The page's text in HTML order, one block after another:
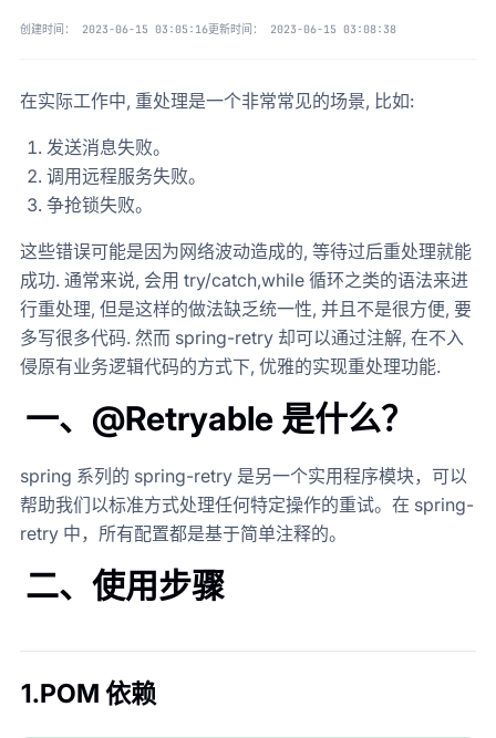
创建时间： 2023-06-15 03:05:16更新时间： 2023-06-15 03:08:38
在实际工作中, 重处理是一个非常常见的场景, 比如:
发送消息失败。
调用远程服务失败。
争抢锁失败。
这些错误可能是因为网络波动造成的, 等待过后重处理就能
成功. 通常来说, 会用 try/catch,while 循环之类的语法来进
行重处理, 但是这样的做法缺乏统一性, 并且不是很方便, 要
多写很多代码. 然而 spring-retry 却可以通过注解, 在不入
侵原有业务逻辑代码的方式下, 优雅的实现重处理功能.
一、@Retryable 是什么？
spring 系列的 spring-retry 是另一个实用程序模块，可以
帮助我们以标准方式处理任何特定操作的重试。在 spring-
retry 中，所有配置都是基于简单注释的。
二、使用步骤
1.POM 依赖